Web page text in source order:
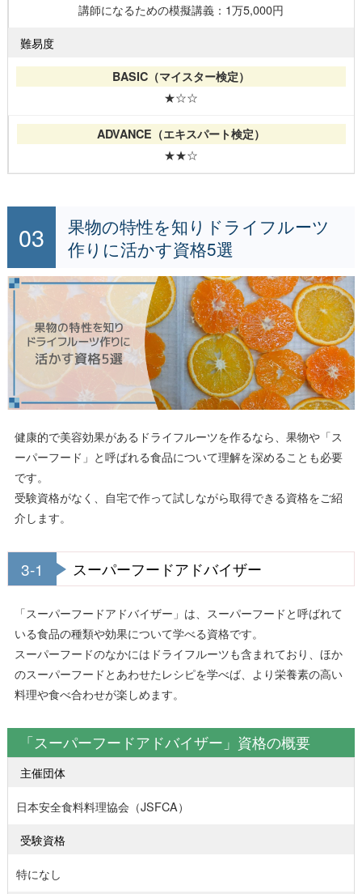
講師になるための模擬講義：1万5,000円
難易度
★☆☆
★★☆
果物の特性を知りドライフルーツ
作りに活かす資格5選
健康的で美容効果があるドライフルーツを作るなら、果物や「ス
ーパーフード」と呼ばれる食品について理解を深めることも必要
です。
受験資格がなく、自宅で作って試しながら取得できる資格をご紹
介します。
3-1 スーパーフードアドバイザー
「スーパーフードアドバイザー」は、スーパーフードと呼ばれて
いる食品の種類や効果について学べる資格です。
スーパーフードのなかにはドライフルーツも含まれており、ほか
のスーパーフードとあわせたレシピを学べば、より栄養素の高い
料理や食べ合わせが楽しめます。
「スーパーフードアドバイザー」資格の概要
主催団体
日本安全食料料理協会（JSFCA）
受験資格
特になし